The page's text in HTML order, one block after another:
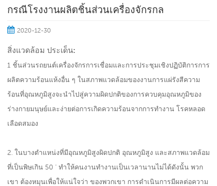
กรณีโรงงานผลิตชิ้นส่วนเครื่องจักรกล
2020-12-30
สิ่งแวดล้อม ประเด็น:
1 ชิ้นส่วนรถยนต์เครื่องจักรการเชื่อมและการประชุมเชิงปฏิบัติการการ
ผลิตความร้อนแห้งอื่น ๆ ในสภาพแวดล้อมของงานการแผ่รังสีความ
ร้อนที่อุณหภูมิสูงจะนำไปสู่ความผิดปกติของการควบคุมอุณหภูมิของ
ร่างกายมนุษย์และง่ายต่อการเกิดความร้อนจากการทำงาน โรคหลอด
เลือดสมอง
2. ในบางตำแหน่งที่มีอุณหภูมิสูงผิดปกติ อุณหภูมิสูง และสภาพแวดล้อม
ที่เป็นพิษเกิน 50 ' ทำให้คนงานทำงานเป็นเวลานานไม่ได้ดังนั้น พวก
เขา ต้องหมุนเพื่อให้แน่ใจว่า ของพวกเขา การดำเนินการมีผลต่อความ